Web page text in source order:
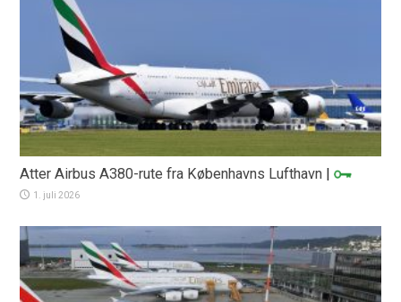
Atter Airbus A380-rute fra Københavns Lufthavn |
1. juli 2026